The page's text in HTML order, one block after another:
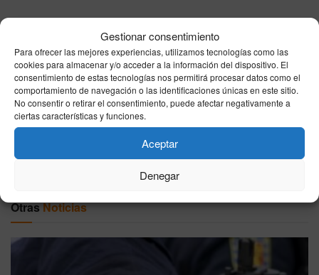
Gestionar consentimiento
Para ofrecer las mejores experiencias, utilizamos tecnologías como las
cookies para almacenar y/o acceder a la información del dispositivo. El
consentimiento de estas tecnologías nos permitirá procesar datos como el
comportamiento de navegación o las identificaciones únicas en este sitio.
No consentir o retirar el consentimiento, puede afectar negativamente a
ciertas características y funciones.
Aceptar
Denegar
Noticia anterior
El tiempo en Ceuta hoy, miércoles 27 de mayo: AEMET
anuncia poco nuboso, 22°C y viento del Este
Siguiente noticia
Avance de ‘Sueños de libertad’: Álvaro cambia sus
planes y planea el secuestro de Juanito armado con
una pistola
OtrasNoticias